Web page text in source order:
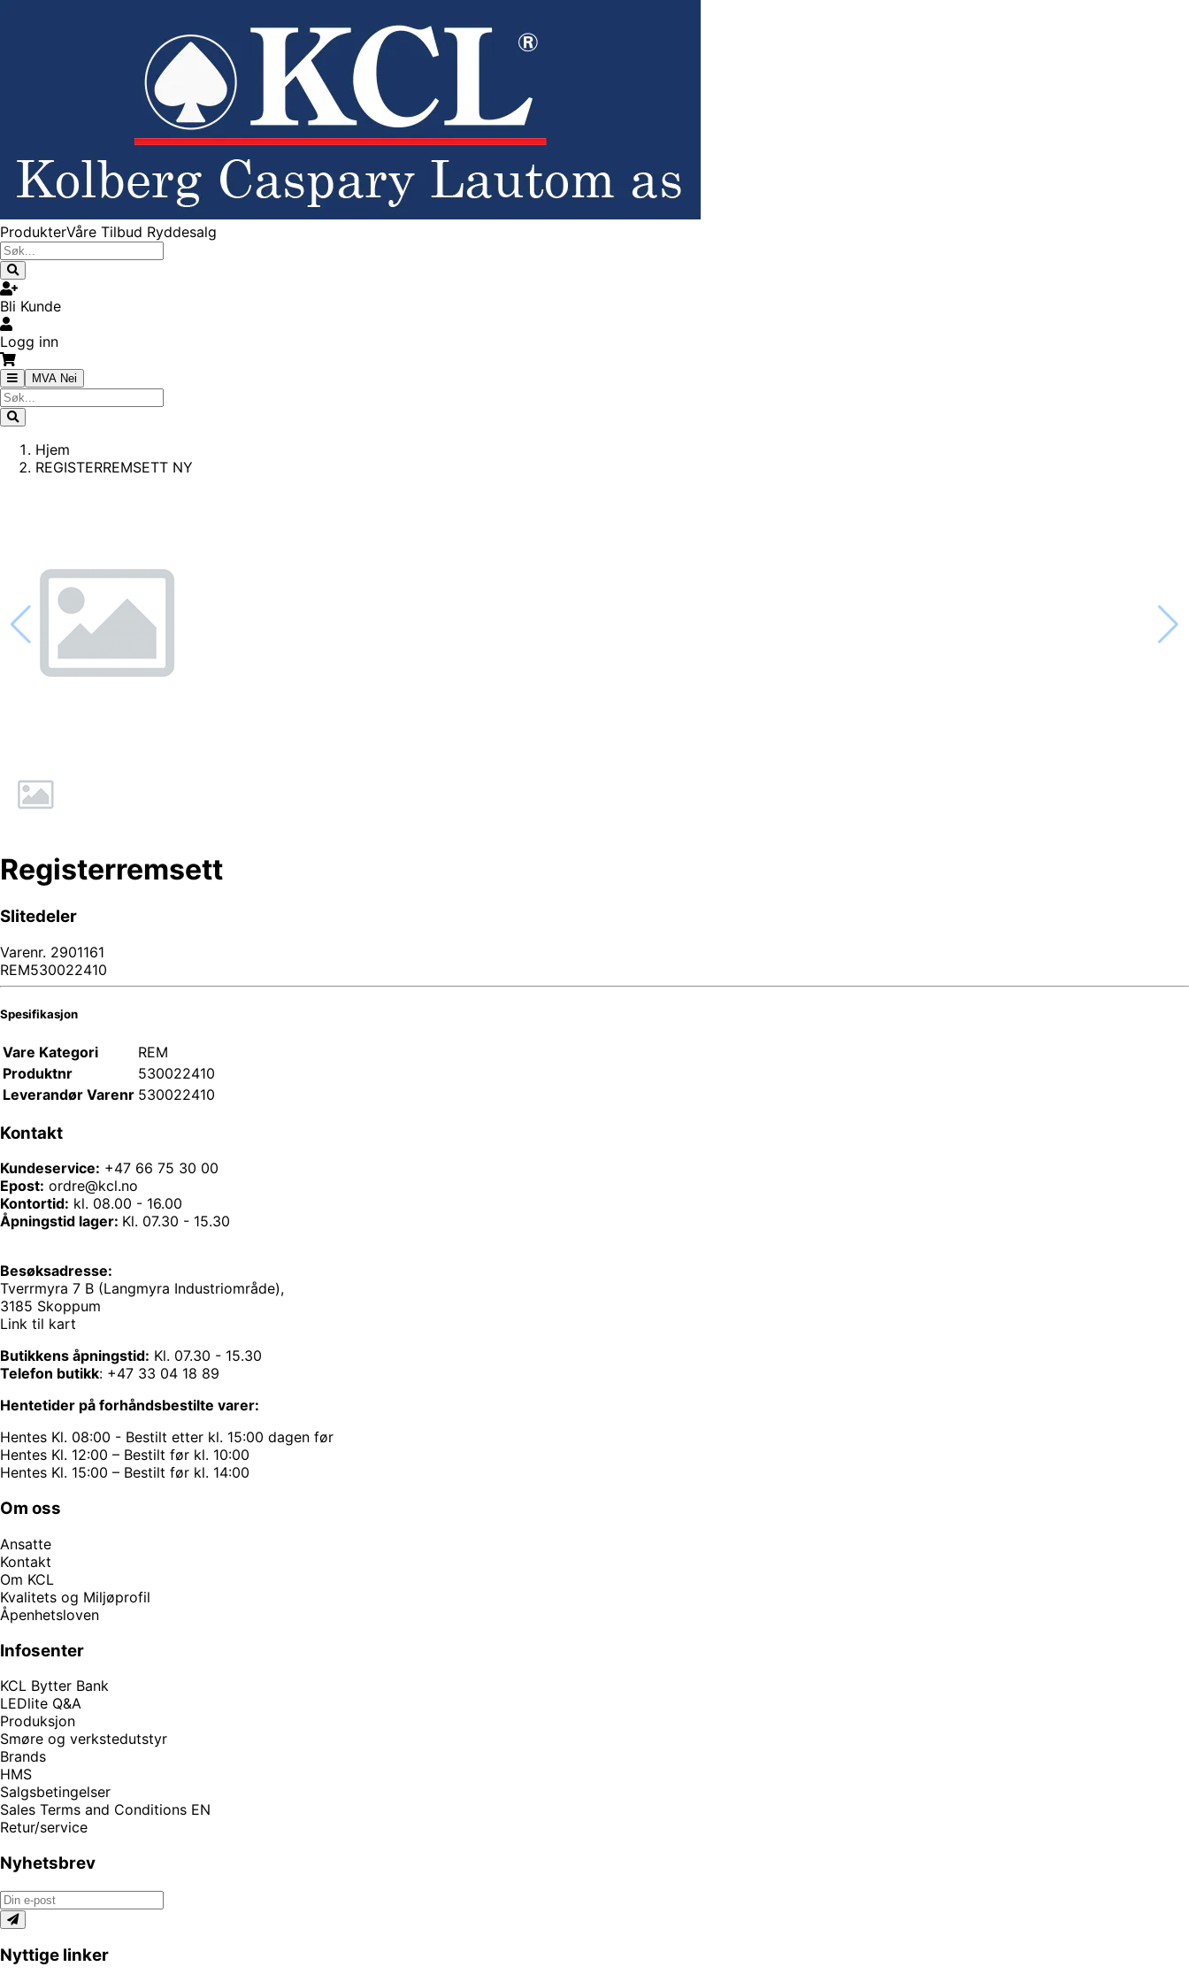
ProdukterVåre Tilbud Ryddesalg
Bli Kunde
Logg inn
MVA Nei
Hjem
REGISTERREMSETT NY
Registerremsett
Slitedeler
Varenr. 2901161
REM530022410
Spesifikasjon
Vare Kategori
REM
Produktnr
530022410
Leverandør Varenr 530022410
Kontakt
Kundeservice: +47 66 75 30 00
Epost: ordre@kcl.no
Kontortid: kl. 08.00 - 16.00
Åpningstid lager: Kl. 07.30 - 15.30
Besøksadresse:
Tverrmyra 7 B (Langmyra Industriområde),
3185 Skoppum
Link til kart
Butikkens åpningstid: Kl. 07.30 - 15.30
Telefon butikk: +47 33 04 18 89
Hentetider på forhåndsbestilte varer:
Hentes Kl. 08:00 - Bestilt etter kl. 15:00 dagen før
Hentes Kl. 12:00 – Bestilt før kl. 10:00
Hentes Kl. 15:00 – Bestilt før kl. 14:00
Om oss
Ansatte
Kontakt
Om KCL
Kvalitets og Miljøprofil
Åpenhetsloven
Infosenter
KCL Bytter Bank
LEDlite Q&A
Produksjon
Smøre og verkstedutstyr
Brands
HMS
Salgsbetingelser
Sales Terms and Conditions EN
Retur/service
Nyhetsbrev
Nyttige linker